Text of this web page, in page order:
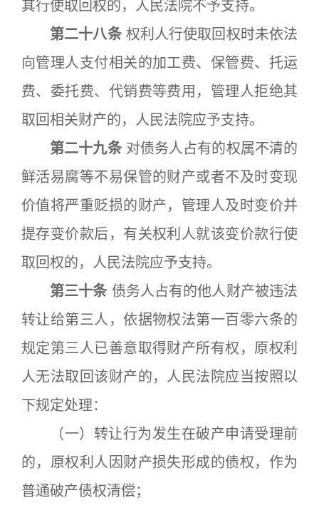
其行使取回权的，人民法院不予支持。
第二十八条权利人行使取回权时未依法
向管理人支付相关的加工费、保管费、托运
费、委托费、代销费等费用，管理人拒绝其
取回相关财产的，人民法院应予支持。
第二十九条对债务人占有的权属不清的
鲜活易腐等不易保管的财产或者不及时变现
价值将严重贬损的财产，管理人及时变价并
提存变价款后，有关权利人就该变价款行使
取回权的，人民法院应予支持。
第三十条 债务人占有的他人财产被违法
转让给第三人，依据物权法第一百零六条的
规定第三人已善意取得财产所有权，原权利
人无法取回该财产的，人民法院应当按照以
下规定处理：
（一）转让行为发生在破产申请受理前
的，原权利人因财产损失形成的债权，作为
普通破产债权清偿；